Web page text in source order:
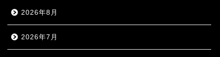
2026年8月
2026年7月